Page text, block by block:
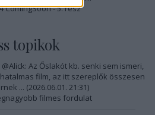
ComingSoon - 5. rész
topikok
@Alick: Az Őslakót kb. senki sem ismeri,
film, az itt szereplők összesen
... (2026.06.01. 21:31)
filmes fordulat